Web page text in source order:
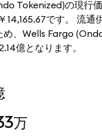
Tokenized)の現行価
14,165.67です。 流通
め、Wells Fargo
億となります。
万